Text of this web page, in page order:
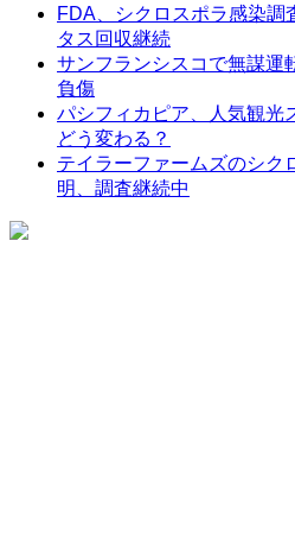
FDA、シクロスポラ感染調
タス回収継続
サンフランシスコで無謀運
負傷
パシフィカピア、人気観光
どう変わる？
テイラーファームズのシク
明、調査継続中